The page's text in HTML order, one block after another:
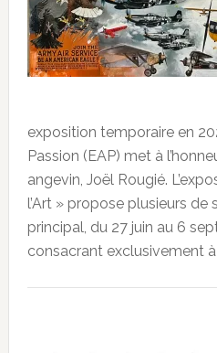
exposition temporaire en
Passion (EAP) met à
angevin, Joël Rougié.
l’Art » propose plusieurs de
principal, du 27 juin au 6
consacrant exclusivement à